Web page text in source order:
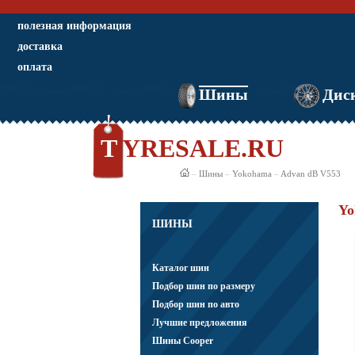
полезная информация
доставка
оплата
Шины
TYRESALE.RU
– Шины – Yokohama – Advan dB V553
ШИНЫ
Каталог шин
Подбор шин по размеру
Подбор шин по авто
Лучшие предложения
Шины Cooper